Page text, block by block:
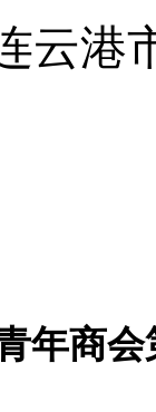
云
年商